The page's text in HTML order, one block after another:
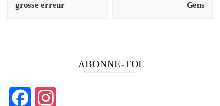
grosse erreur
Gens
ABONNE-TOI
Facebook